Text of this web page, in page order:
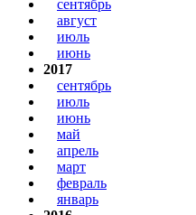
сентябрь
август
июль
июнь
2017
сентябрь
июль
июнь
май
апрель
март
февраль
январь